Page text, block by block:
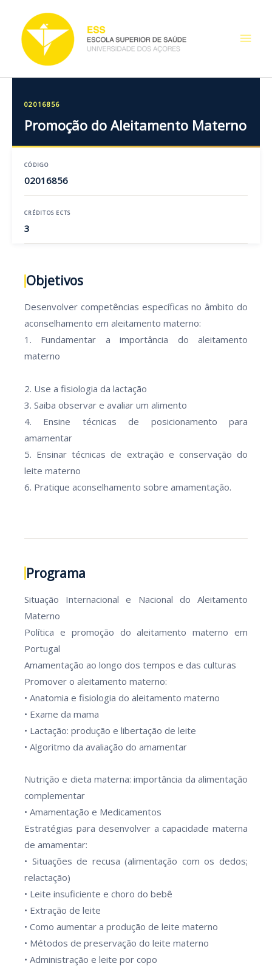
content
02016856
Promoção do Aleitamento Materno
CÓDIGO
02016856
CRÉDITOS ECTS
3
Objetivos
Desenvolver competências específicas no âmbito do
aconselhamento em aleitamento materno:
1. Fundamentar a importância do aleitamento
materno
2. Use a fisiologia da lactação
3. Saiba observar e avaliar um alimento
4. Ensine técnicas de posicionamento para
amamentar
5. Ensinar técnicas de extração e conservação do
leite materno
6. Pratique aconselhamento sobre amamentação.
Programa
Situação Internacional e Nacional do Aleitamento
Materno
Política e promoção do aleitamento materno em
Portugal
Amamentação ao longo dos tempos e das culturas
Promover o aleitamento materno:
• Anatomia e fisiologia do aleitamento materno
• Exame da mama
• Lactação: produção e libertação de leite
• Algoritmo da avaliação do amamentar
Nutrição e dieta materna: importância da alimentação
complementar
• Amamentação e Medicamentos
Estratégias para desenvolver a capacidade materna
de amamentar:
• Situações de recusa (alimentação com os dedos;
relactação)
• Leite insuficiente e choro do bebê
• Extração de leite
• Como aumentar a produção de leite materno
• Métodos de preservação do leite materno
• Administração e leite por copo